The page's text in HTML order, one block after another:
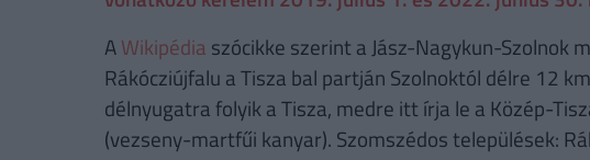
AWikipédia szócikke szerint a Jász-Nagykun-Szolnok
Rákócziújfalu a Tisza bal partján Szolnoktól délre 12
délnyugatra folyik a Tisza, medre itt írja le a Közép-
(vezseny-martfűi kanyar). Szomszédos települések: